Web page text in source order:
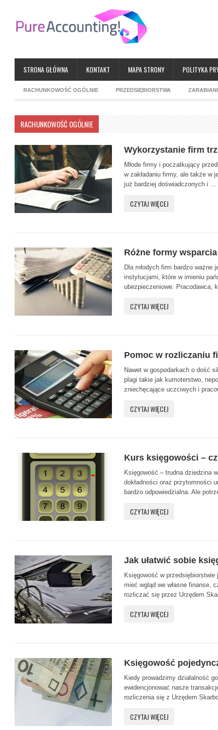
STRONA GŁÓWNA KONTAKT MAPA STRONY POLITYKA
RACHUNKOWOŚĆ OGÓLNIE PRZEDSIĘBIORSTWA
RACHUNKOWOŚĆ OGÓLNIE
Wykorzystanie firm
Młode firmy i poczatkujący
w zakładaniu firmy, ale także w
już bardziej doświadczonych i ...
CZYTAJ WIĘCEJ
Różne formy wsparcia
Dla młodych firm bardzo ważne
instytucjami, które w imieniu
ubezpieczeniowe. Pracodawca,
CZYTAJ WIĘCEJ
Pomoc w rozliczaniu
Nawet w gospodarkach o dość
plagi takie jak kumoterstwo,
zniechęcające uczciwych i
CZYTAJ WIĘCEJ
Kurs księgowości –
Księgowość – trudna dziedzina
dokładności oraz przytomności
bardzo odpowiedzialna. Ale
CZYTAJ WIĘCEJ
Jak ułatwić sobie
Księgowość w
mieć wgląd we własne finanse,
rozliczać się przez Urzędem
CZYTAJ WIĘCEJ
Księgowość
Kiedy prowadzimy działalność
ewidencjonować nasze
rozliczenia się z Urzędem
CZYTAJ WIĘCEJ